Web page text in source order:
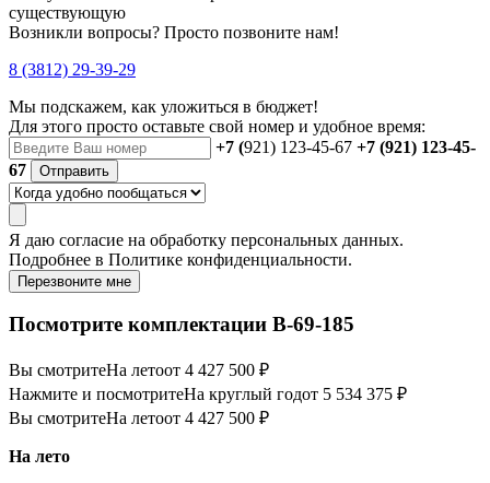
существующую
Возникли вопросы? Просто позвоните нам!
8 (3812) 29-39-29
Мы подскажем, как уложиться в бюджет!
Для этого просто оставьте свой номер и удобное время:
+7 (921) 123-45-67 +7 (921) 123-45-
67
Отправить
Я даю согласие на обработку персональных данных.
Подробнее в Политике конфиденциальности.
Перезвоните мне
Посмотрите комплектации В-69-185
Вы смотритеНа летоот 4 427 500 ₽
Нажмите и посмотритеНа круглый годот 5 534 375 ₽
Вы смотритеНа летоот 4 427 500 ₽
На лето